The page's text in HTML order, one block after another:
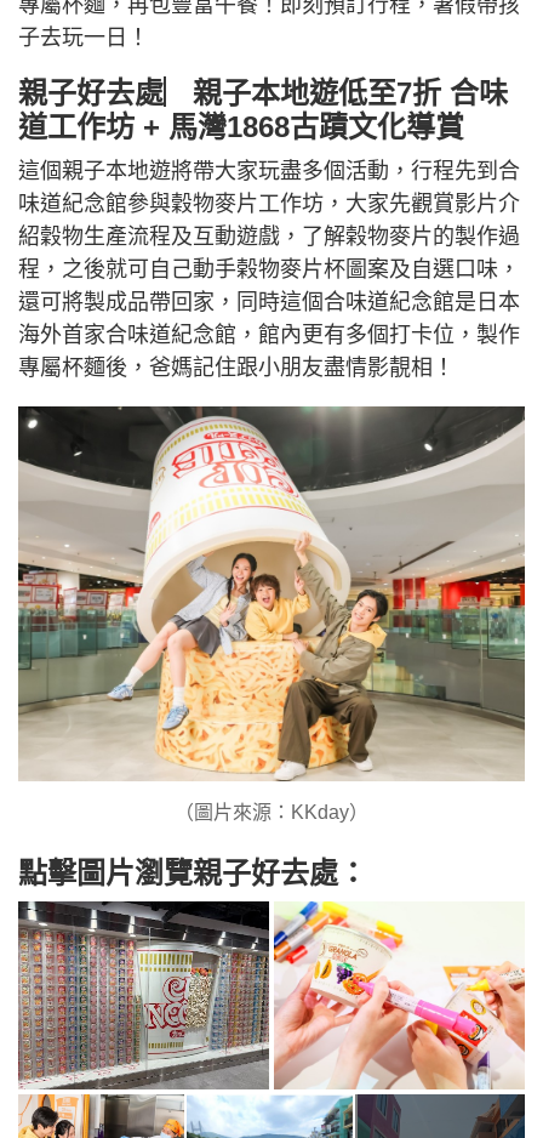
專屬杯麵，再包豐富午餐！即刻預訂行程，暑假帶孩
子去玩一日！
親子好去處︳親子本地遊低至7折 合味
道工作坊 + 馬灣1868古蹟文化導賞
這個親子本地遊將帶大家玩盡多個活動，行程先到合
味道紀念館參與穀物麥片工作坊，大家先觀賞影片介
紹穀物生產流程及互動遊戲，了解榖物麥片的製作過
程，之後就可自己動手榖物麥片杯圖案及自選口味，
還可將製成品帶回家，同時這個合味道紀念館是日本
海外首家合味道紀念館，館內更有多個打卡位，製作
專屬杯麵後，爸媽記住跟小朋友盡情影靚相！
（圖片來源：KKday）
點擊圖片瀏覽親子好去處：